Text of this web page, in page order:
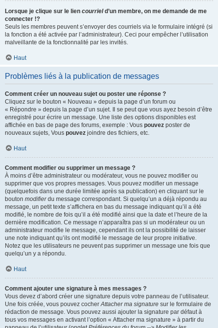
Lorsque je clique sur le lien courrield’un membre, on me demande de me
connecter !?
Seuls les membres peuvent s’envoyer des courriels via le formulaire intégré (si
la fonction a été activée par l’administrateur). Ceci pour empêcher l’utilisation
malveillante de la fonctionnalité par les invités.
Haut
Problèmes liés à la publication de messages
Comment créer un nouveau sujet ou poster une réponse ?
Cliquez sur le bouton « Nouveau » depuis la page d’un forum ou
« Répondre » depuis la page d’un sujet. Il se peut que vous ayez besoin d’être
enregistré pour écrire un message. Une liste des options disponibles est
affichée en bas de page des forums, exemple : Vous pouvez poster de
nouveaux sujets, Vous pouvez joindre des fichiers, etc.
Haut
Comment modifier ou supprimer un message ?
À moins d’être administrateur ou modérateur, vous ne pouvez modifier ou
supprimer que vos propres messages. Vous pouvez modifier un message
(quelquefois dans une durée limitée après sa publication) en cliquant sur le
bouton modifierdu message correspondant. Si quelqu’un a déjà répondu au
message, un petit texte s’affichera en bas du message indiquant qu’il a été
modifié, le nombre de fois qu’il a été modifié ainsi que la date et l’heure de la
dernière modification. Ce message n’apparaîtra pas si un modérateur ou un
administrateur modifie le message, cependant ils ont la possibilité de laisser
une note indiquant qu’ils ont modifié le message de leur propre initiative.
Notez que les utilisateurs ne peuvent pas supprimer un message une fois que
quelqu’un y a répondu.
Haut
Comment ajouter une signature à mes messages ?
Vous devez d’abord créer une signature depuis votre panneau de l’utilisateur.
Une fois créée, vous pouvez cocherAttacher ma signature sur le formulaire de
rédaction de message. Vous pouvez aussi ajouter la signature par défaut à
tous vos messages en activant l’option « Attacher ma signature » à partir du